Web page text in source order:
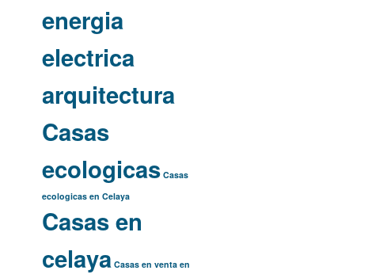
energia
electrica
arquitectura
Casas
ecologicas Casas
ecologicas en Celaya
Casas en
celaya Casas en venta en